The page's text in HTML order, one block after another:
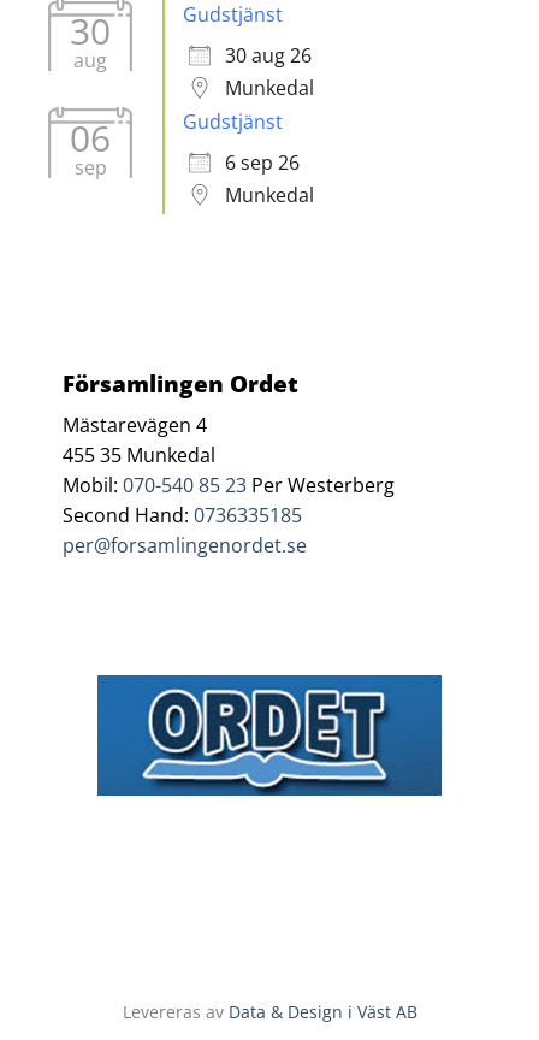
30
aug
Gudstjänst
30 aug 26
Munkedal
06
sep
Gudstjänst
6 sep 26
Munkedal
Församlingen Ordet
Mästarevägen 4
455 35 Munkedal
Mobil:070-540 85 23 Per Westerberg
Second Hand:0736335185
per@forsamlingenordet.se
Levereras av Data & Design i Väst AB